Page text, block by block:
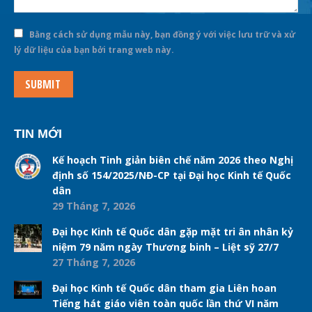
Bằng cách sử dụng mẫu này, bạn đồng ý với việc lưu trữ và xử
lý dữ liệu của bạn bởi trang web này.
SUBMIT
TIN MỚI
Kế hoạch Tinh giản biên chế năm 2026 theo Nghị
định số 154/2025/NĐ-CP tại Đại học Kinh tế Quốc
dân
29 Tháng 7, 2026
Đại học Kinh tế Quốc dân gặp mặt tri ân nhân kỷ
niệm 79 năm ngày Thương binh – Liệt sỹ 27/7
27 Tháng 7, 2026
Đại học Kinh tế Quốc dân tham gia Liên hoan
Tiếng hát giáo viên toàn quốc lần thứ VI năm